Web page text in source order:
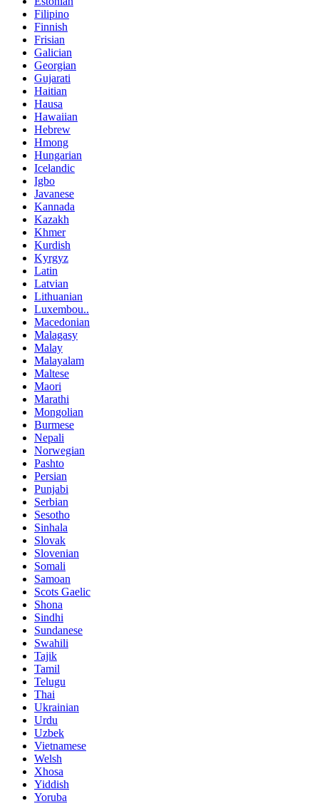
Filipino
Finnish
Frisian
Galician
Georgian
Gujarati
Haitian
Hausa
Hawaiian
Hebrew
Hmong
Hungarian
Icelandic
Igbo
Javanese
Kannada
Kazakh
Khmer
Kurdish
Kyrgyz
Latin
Latvian
Lithuanian
Luxembou..
Macedonian
Malagasy
Malay
Malayalam
Maltese
Maori
Marathi
Mongolian
Burmese
Nepali
Norwegian
Pashto
Persian
Punjabi
Serbian
Sesotho
Sinhala
Slovak
Slovenian
Somali
Samoan
Scots Gaelic
Shona
Sindhi
Sundanese
Swahili
Tajik
Tamil
Telugu
Thai
Ukrainian
Urdu
Uzbek
Vietnamese
Welsh
Xhosa
Yiddish
Yoruba